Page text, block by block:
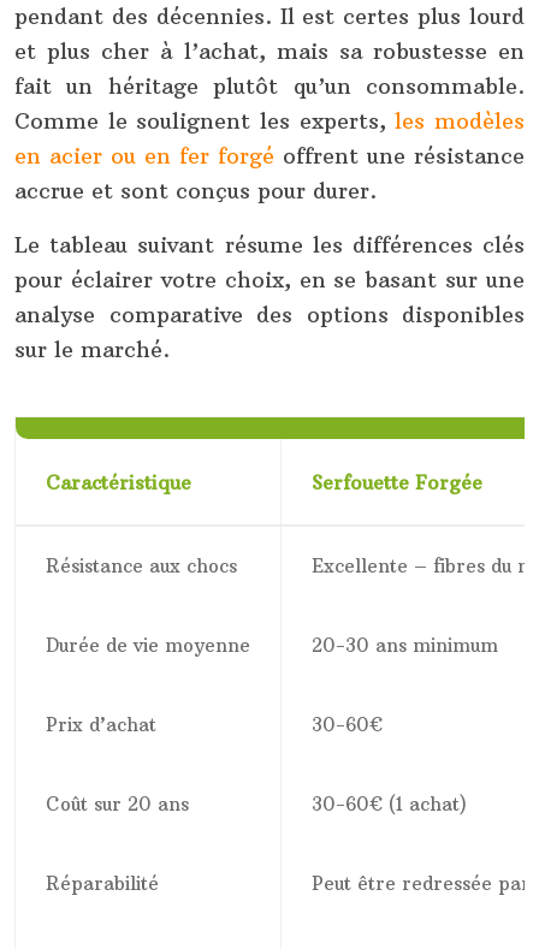
pendant des décennies. Il est certes plus lourd
et plus cher à l’achat, mais sa robustesse en
fait un héritage plutôt qu’un consommable.
Comme le soulignent les experts,les modèles
en acier ou en fer forgé offrent une résistance
accrue et sont conçus pour durer.
Le tableau suivant résume les différences clés
pour éclairer votre choix, en se basant sur une
analyse comparative des options disponibles
sur le marché.
Caractéristique Serfouette Forgée
Résistance aux chocs Excellente – fibres du
Durée de vie moyenne 20-30 ans minimum
Prix d’achat 30-60€
Coût sur 20 ans 30-60€ (1 achat)
Réparabilité Peut être redressée par